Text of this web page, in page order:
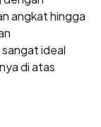
angkat hingga
ideal
di atas